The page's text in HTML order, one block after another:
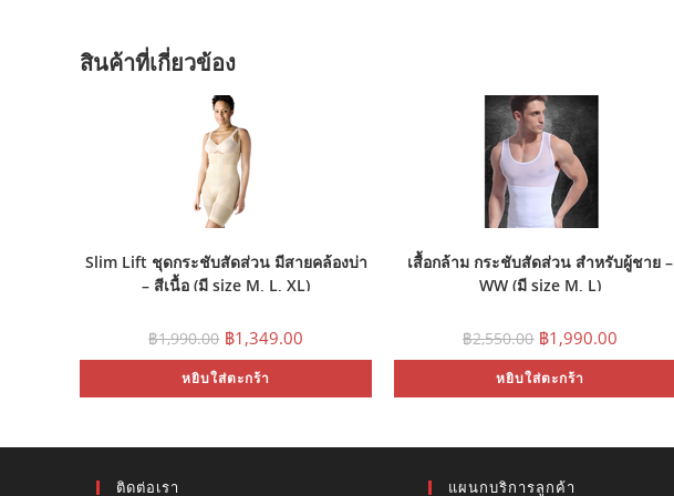
สินค้าที่เกี่ยวข้อง
Slim Lift ชุดกระชับสัดส่วน มีสายคล้องบ่า
– สีเนื้อ (มี size M, L, XL)
฿1,990.00 Original
price
was:
฿1,990.00.
฿1,349.00
is:
หยิบใส่ตะกร้า
เสื้อกล้าม กระชับสัดส่วน สำหรับผู้ชาย –
WW (มี size M, L)
฿2,550.00 Original
price
was:
฿2,550.00.
฿1,990.00
is:
หยิบใส่ตะกร้า
ติดต่อเรา แผนกบริการลูกค้า